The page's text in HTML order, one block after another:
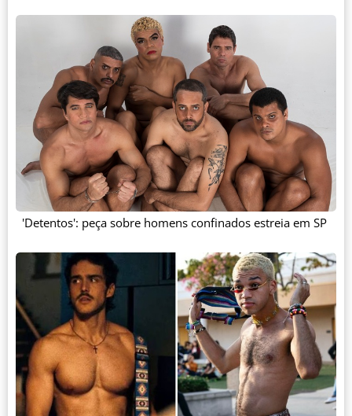
'Detentos': peça sobre homens confinados estreia em SP